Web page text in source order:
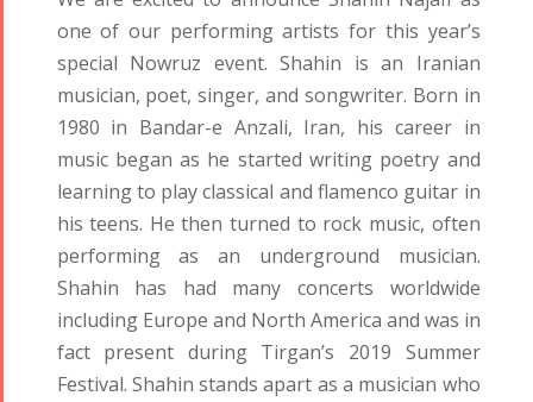
one of our performing artists for this year’s
special Nowruz event. Shahin is an Iranian
musician, poet, singer, and songwriter. Born in
1980 in Bandar-e Anzali, Iran, his career in
music began as he started writing poetry and
learning to play classical and flamenco guitar in
his teens. He then turned to rock music, often
performing as an underground musician.
Shahin has had many concerts worldwide
including Europe and North America and was in
fact present during Tirgan’s 2019 Summer
Festival. Shahin stands apart as a musician who
Tirgan 2015
Tirgan 2013
Tirgan 2011
Tirgan 2008
2022
Nowruz
2021
Nowruz
2020
Nowruz
2019
Nowruz
2018
Nowruz
2017
Nowruz